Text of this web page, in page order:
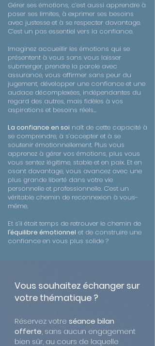
Gérer ses émotions, c’est aussi apprendre à
poser ses limites, à exprimer ses besoins
avec justesse et à se respecter davantage.
C’est un pas essentiel vers la confiance.
Imaginez accueillir les émotions qui se
présentent à vous sans vous laisser
submerger, prendre la parole avec
assurance, vous affirmer sans peur du
jugement, développer une confiance et une
audace décomplexées, indépendantes du
regard des autres, mais fidèles à vos
aspirations et besoins réels…
La confiance en soi naît de cette capacité à
se comprendre, à s’accepter et à se
soutenir émotionnellement. Plus vous
apprenez à gérer vos émotions, plus vous
vous sentez légitime, stable et en paix. Et en
osant davantage, vous avancez avec une
plus grande liberté dans votre vie
personnelle et professionnelle. C’est un
véritable chemin de reconnexion à vous-
même.
Et s’il était temps de retrouver le chemin de
l’équilibre émotionnel et de construire une
confiance en vous plus solide ?
Vous souhaitez échanger sur
votre thématique ?
Réservez votre séance bilan
offerte, sans aucun engagement
bien sûr, au cours de laquelle